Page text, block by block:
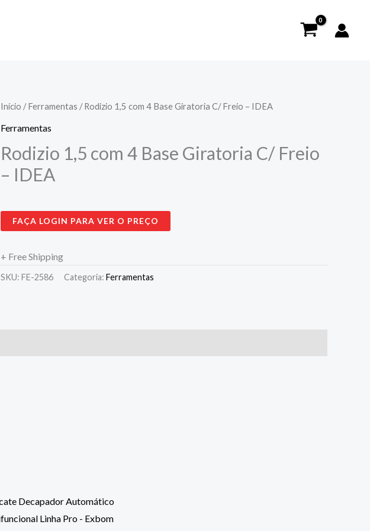
Início /Ferramentas / Rodizio 1,5 com 4 Base Giratoria C/ Freio – IDEA
Ferramentas
Rodizio 1,5 com 4 Base Giratoria C/ Freio
– IDEA
FAÇA LOGIN PARA VER O PREÇO
+ Free Shipping
SKU: FE-2586 Categoria: Ferramentas